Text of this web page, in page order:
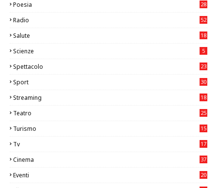
Poesia 28
Radio 52
Salute
18
Scienze 5
Spettacolo 23
Sport
30
Streaming 18
Teatro
25
Turismo
15
Tv
17
Cinema
37
Eventi
20